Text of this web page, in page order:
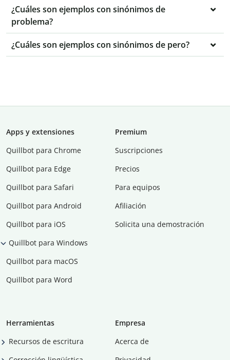
¿Cuáles son ejemplos con sinónimos de
problema?
¿Cuáles son ejemplos con sinónimos de pero?
Apps y extensiones
Quillbot para Chrome
Quillbot para Edge
Quillbot para Safari
Quillbot para Android
Quillbot para iOS
Quillbot para Windows
Quillbot para macOS
Quillbot para Word
Premium
Suscripciones
Precios
Para equipos
Afiliación
Solicita una demostración
Herramientas
Recursos de escritura
Empresa
Acerca de